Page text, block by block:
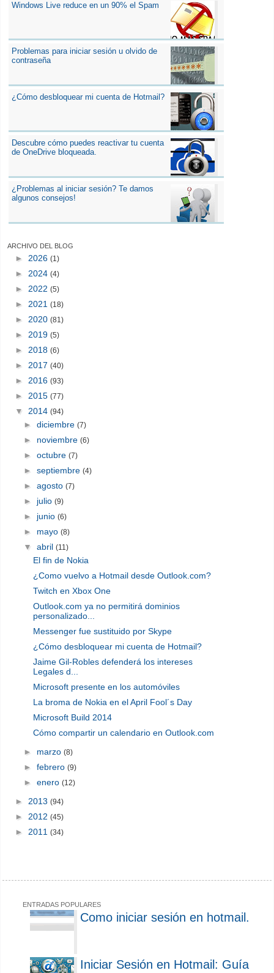
Windows Live reduce en un 90% el Spam
Problemas para iniciar sesión u olvido de
contraseña
¿Cómo desbloquear mi cuenta de Hotmail?
Descubre cómo puedes reactivar tu cuenta
de OneDrive bloqueada.
¿Problemas al iniciar sesión? Te damos
algunos consejos!
ARCHIVO DEL BLOG
► 2026 (1)
► 2024 (4)
► 2022 (5)
► 2021 (18)
► 2020 (81)
► 2019 (5)
► 2018 (6)
► 2017 (40)
► 2016 (93)
► 2015 (77)
▼ 2014 (94)
►diciembre(7)
► noviembre(6)
►octubre(7)
►septiembre(4)
►agosto(7)
► julio(9)
► junio(6)
► mayo(8)
▼abril(11)
El fin de Nokia
¿Como vuelvo a Hotmail desde Outlook.com?
Twitch en Xbox One
Outlook.com ya no permitirá dominios
personalizado...
Messenger fue sustituido por Skype
¿Cómo desbloquear mi cuenta de Hotmail?
Jaime Gil-Robles defenderá los intereses
Legales d...
Microsoft presente en los automóviles
La broma de Nokia en el April Fool´s Day
Microsoft Build 2014
Cómo compartir un calendario en Outlook.com
► marzo(8)
►febrero(9)
►enero(12)
► 2013 (94)
► 2012 (45)
► 2011 (34)
ENTRADAS POPULARES
Como iniciar sesión en hotmail.
Iniciar Sesión en Hotmail: Guía